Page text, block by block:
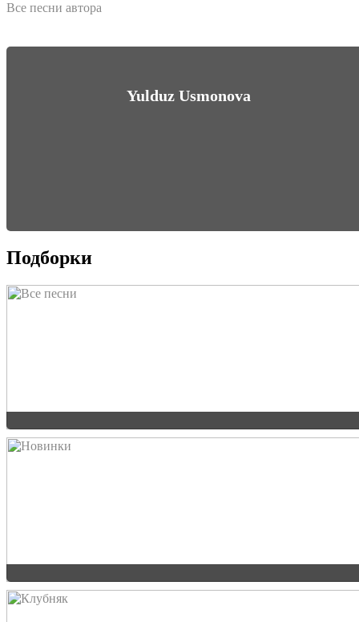
Все песни автора
Yulduz Usmonova
Подборки